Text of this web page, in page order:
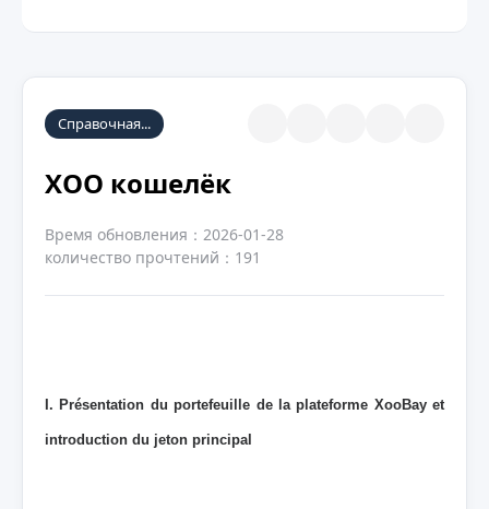
Справочная...
XOO кошелёк
Время обновления：2026-01-28
количество прочтений：191
I. Présentation du portefeuille de la plateforme XooBay et
introduction du jeton principal